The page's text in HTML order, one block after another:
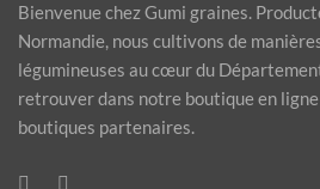
Bienvenue chez Gumi graines.
Normandie, nous cultivons de
légumineuses au cœur du
retrouver dans notre boutique en ligne
boutiques partenaires.